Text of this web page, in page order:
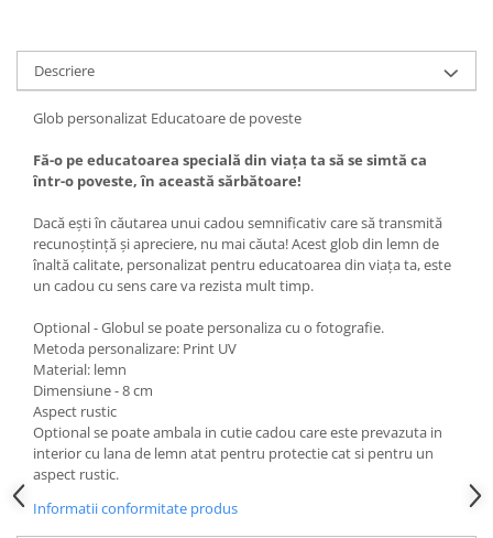
Descriere
Glob personalizat Educatoare de poveste
Fă-o pe educatoarea specială din viața ta să se simtă ca
într-o poveste, în această sărbătoare!
Dacă ești în căutarea unui cadou semnificativ care să transmită
recunoștință și apreciere, nu mai căuta! Acest glob din lemn de
înaltă calitate, personalizat pentru educatoarea din viața ta, este
un cadou cu sens care va rezista mult timp.
Optional - Globul se poate personaliza cu o fotografie.
Metoda personalizare: Print UV
Material: lemn
Dimensiune - 8 cm
Aspect rustic
Optional se poate ambala in cutie cadou care este prevazuta in
interior cu lana de lemn atat pentru protectie cat si pentru un
aspect rustic.
Informatii conformitate produs